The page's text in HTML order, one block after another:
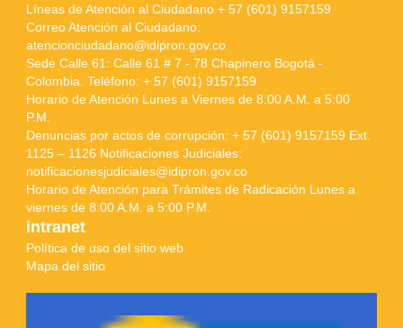
Líneas de Atención al Ciudadano + 57 (601) 9157159
Correo Atención al Ciudadano:
atencionciudadano@idipron.gov.co
Sede Calle 61: Calle 61 # 7 - 78 Chapinero Bogotá -
Colombia. Teléfono: + 57 (601) 9157159
Horario de Atención Lunes a Viernes de 8:00 A.M. a 5:00
P.M.
Denuncias por actos de corrupción: + 57 (601) 9157159 Ext.
1125 – 1126 Notificaciones Judiciales:
notificacionesjudiciales@idipron.gov.co
Horario de Atención para Trámites de Radicación Lunes a
viernes de 8:00 A.M. a 5:00 P.M.
intranet
Política de uso del sitio web
Mapa del sitio